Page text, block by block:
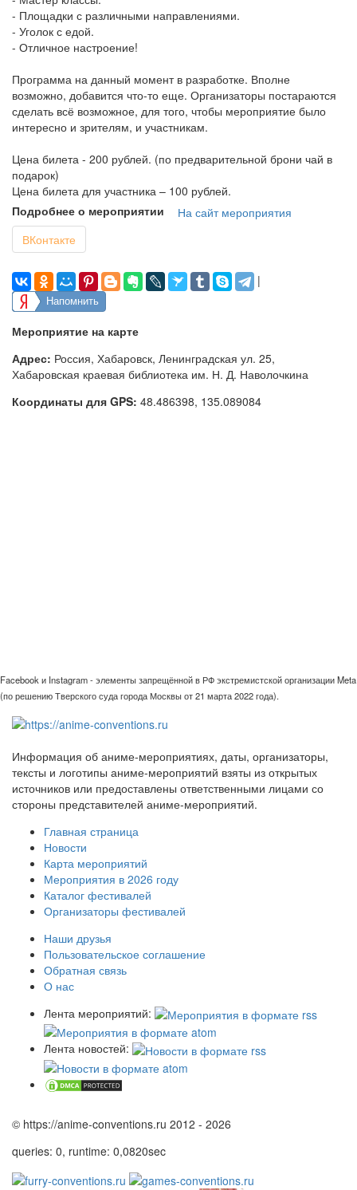
- Площадки с различными направлениями.
- Уголок с едой.
- Отличное настроение!
Программа на данный момент в разработке. Вполне
возможно, добавится что-то еще. Организаторы постараются
сделать всё возможное, для того, чтобы мероприятие было
интересно и зрителям, и участникам.
Цена билета - 200 рублей. (по предварительной брони чай в
подарок)
Цена билета для участника – 100 рублей.
Подробнее о мероприятии
На сайт мероприятия
ВКонтакте
|
Напомнить
Мероприятие на карте
Адрес: Россия, Хабаровск, Ленинградская ул. 25,
Хабаровская краевая библиотека им. Н. Д. Наволочкина
Координаты для GPS: 48.486398, 135.089084
Facebook и Instagram - элементы запрещённой в РФ экстремистской организации Meta
(по решению Тверского суда города Москвы от 21 марта 2022 года).
Информация об аниме-мероприятиях, даты, организаторы,
тексты и логотипы аниме-мероприятий взяты из открытых
источников или предоставлены ответственными лицами со
стороны представителей аниме-мероприятий.
Главная страница
Новости
Карта мероприятий
Мероприятия в 2026 году
Каталог фестивалей
Организаторы фестивалей
Наши друзья
Пользовательское соглашение
Обратная связь
О нас
Лента мероприятий:
Лента новостей:
© https://anime-conventions.ru 2012 - 2026
queries: 0, runtime: 0,0820sec